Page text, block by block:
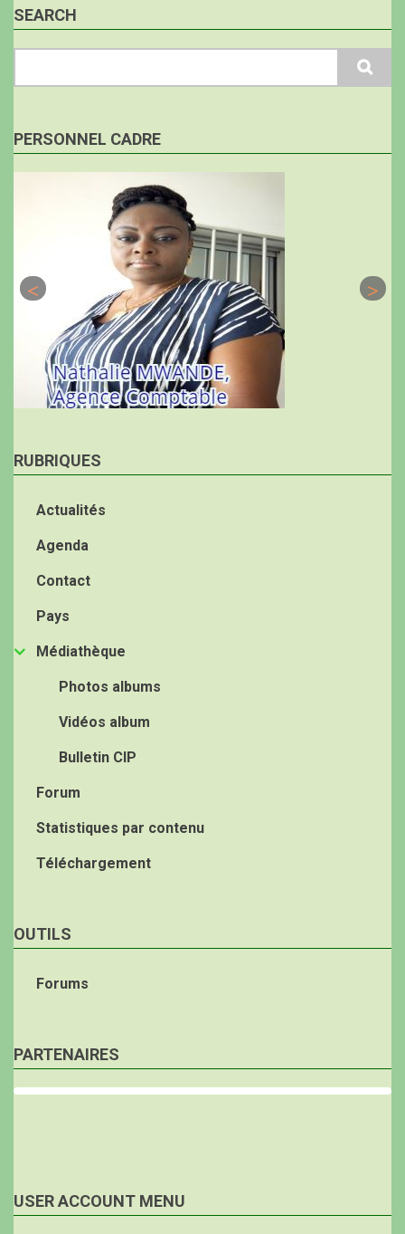
SEARCH
PERSONNEL CADRE
RUBRIQUES
Actualités
Agenda
Contact
Pays
Médiathèque
Photos albums
Vidéos album
Bulletin CIP
Forum
Statistiques par contenu
Téléchargement
OUTILS
Forums
PARTENAIRES
USER ACCOUNT MENU